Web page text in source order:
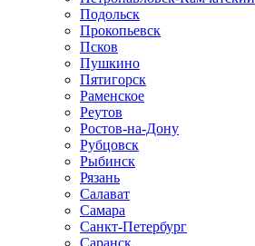
Подольск
Прокопьевск
Псков
Пушкино
Пятигорск
Раменское
Реутов
Ростов-на-Дону
Рубцовск
Рыбинск
Рязань
Салават
Самара
Санкт-Петербург
Саранск